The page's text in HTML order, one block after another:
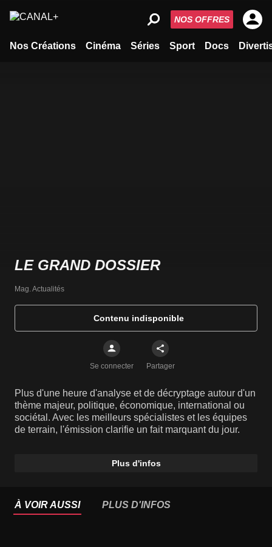
Nos Créations Cinéma Séries Sport Docs
NOS OFFRES
LE GRAND DOSSIER
Mag. Actualités
Contenu indisponible
Se connecter Partager
Plus d'une heure d'analyse et de décryptage autour d'un
thème majeur, politique, économique, international ou
sociétal. Avec les meilleurs spécialistes et les équipes
de terrain, l'émission clarifie un fait marquant du jour.
Plus d'infos
À VOIR AUSSI PLUS D'INFOS